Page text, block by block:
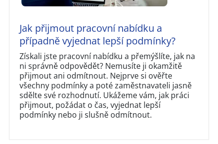
Jak přijmout pracovní nabídku a
případně vyjednat lepší podmínky?
Získali jste pracovní nabídku a přemýšlíte, jak na
ni správně odpovědět? Nemusíte ji okamžitě
přijmout ani odmítnout. Nejprve si ověřte
všechny podmínky a poté zaměstnavateli jasně
sdělte své rozhodnutí. Ukážeme vám, jak práci
přijmout, požádat o čas, vyjednat lepší
podmínky nebo ji slušně odmítnout.